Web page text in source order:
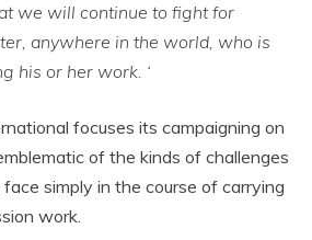
we will continue to fight for
anywhere in the world, who is
his or her work. ‘
focuses its campaigning on
of the kinds of challenges
simply in the course of carrying
work.